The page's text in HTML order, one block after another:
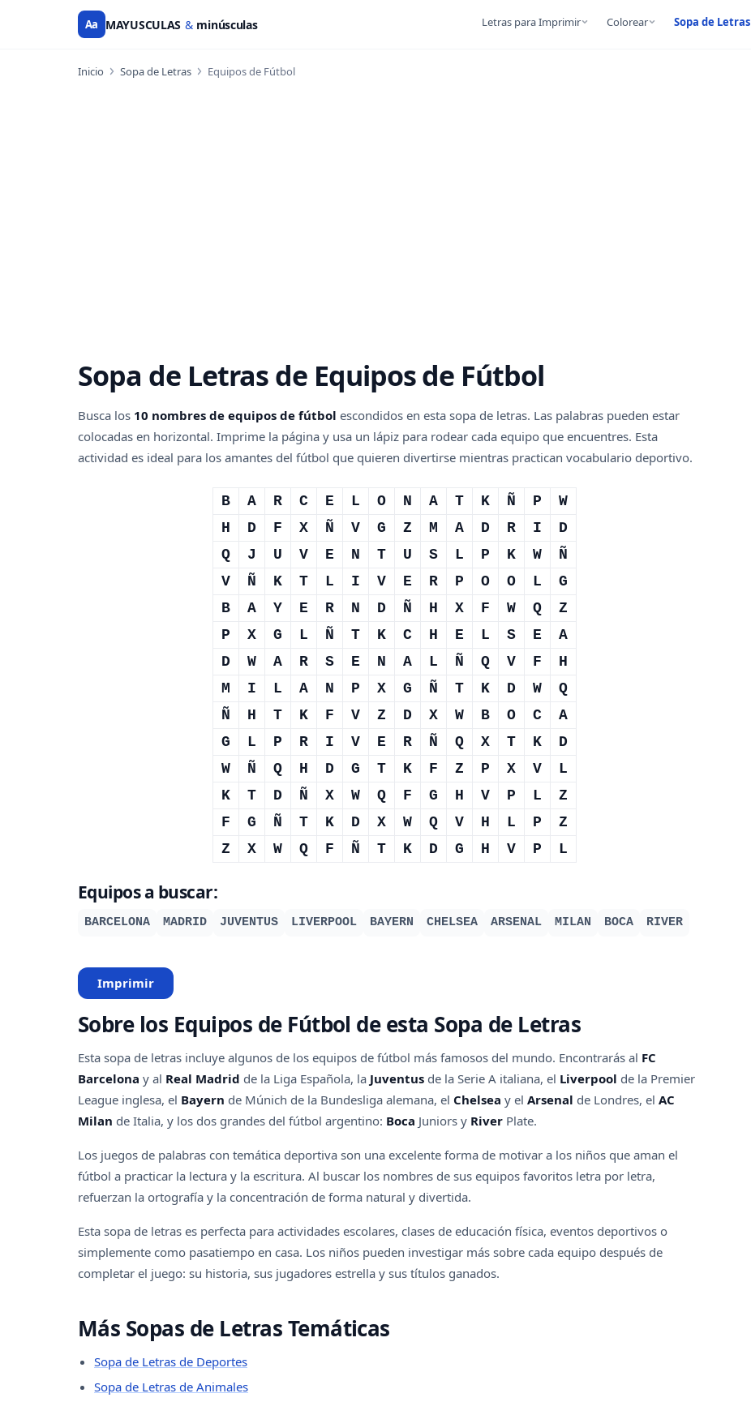
Aa MAYUSCULAS & minúsculas Letras para Imprimir Colorear Sopa de Letras
Inicio Sopa de Letras Equipos de Fútbol
Sopa de Letras de Equipos de Fútbol
Busca los 10 nombres de equipos de fútbol escondidos en esta sopa de letras. Las palabras pueden estar
colocadas en horizontal. Imprime la página y usa un lápiz para rodear cada equipo que encuentres. Esta
actividad es ideal para los amantes del fútbol que quieren divertirse mientras practican vocabulario deportivo.
B A R C E L O N A T K Ñ P
W
H
D F X Ñ V G Z M A D R I
D
Q
J U V E N T U S L P K W
Ñ
V
Ñ K T L I V E R P O O L
G
B
A Y E R N D Ñ H X F W Q
Z
P
X G L Ñ T K C H E L S E
A
D
W A R S E N A L Ñ Q V F
H
M
I L A N P X G Ñ T K D W
Q
Ñ
H T K F V Z D X W B O C
A
G
L P R I V E R Ñ Q X T K
D
W
Ñ Q H D G T K F Z P X V
L
K
T D Ñ X W Q F G H V P L
Z
F
G Ñ T K D X W Q V H L P
Z
Z
X W Q F Ñ T K D G H V P L
Equipos a buscar:
BARCELONA MADRID JUVENTUS LIVERPOOL BAYERN CHELSEA ARSENAL MILAN BOCA RIVER
Imprimir
Sobre los Equipos de Fútbol de esta Sopa de Letras
Esta sopa de letras incluye algunos de los equipos de fútbol más famosos del mundo. Encontrarás al FC
Barcelona y al Real Madrid de la Liga Española, la Juventus de la Serie A italiana, el Liverpool de la Premier
League inglesa, el Bayern de Múnich de la Bundesliga alemana, el Chelsea y el Arsenal de Londres, el AC
Milan de Italia, y los dos grandes del fútbol argentino: Boca Juniors y River Plate.
Los juegos de palabras con temática deportiva son una excelente forma de motivar a los niños que aman el
fútbol a practicar la lectura y la escritura. Al buscar los nombres de sus equipos favoritos letra por letra,
refuerzan la ortografía y la concentración de forma natural y divertida.
Esta sopa de letras es perfecta para actividades escolares, clases de educación física, eventos deportivos o
simplemente como pasatiempo en casa. Los niños pueden investigar más sobre cada equipo después de
completar el juego: su historia, sus jugadores estrella y sus títulos ganados.
Más Sopas de Letras Temáticas
Sopa de Letras de Deportes
Sopa de Letras de Animales